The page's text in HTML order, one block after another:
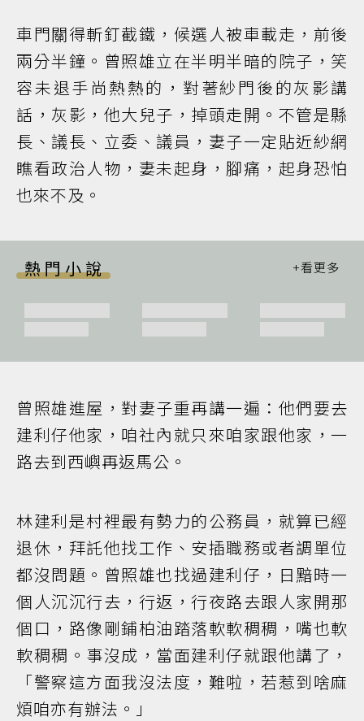
車門關得斬釘截鐵，候選人被車載走，前後
兩分半鐘。曾照雄立在半明半暗的院子，笑
容未退手尚熱熱的，對著紗門後的灰影講
話，灰影，他大兒子，掉頭走開。不管是縣
長、議長、立委、議員，妻子一定貼近紗網
瞧看政治人物，妻未起身，腳痛，起身恐怕
也來不及。
熱門小說
曾照雄進屋，對妻子重再講一遍：他們要去
建利仔他家，咱社內就只來咱家跟他家，一
路去到西嶼再返馬公。
林建利是村裡最有勢力的公務員，就算已經
退休，拜託他找工作、安插職務或者調單位
都沒問題。曾照雄也找過建利仔，日黯時一
個人沉沉行去，行返，行夜路去跟人家開那
個口，路像剛鋪柏油踏落軟軟稠稠，嘴也軟
軟稠稠。事沒成，當面建利仔就跟他講了，
「警察這方面我沒法度，難啦，若惹到啥麻
煩咱亦有辦法。」